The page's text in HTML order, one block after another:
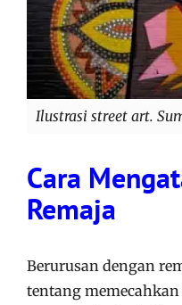
Ilustrasi street art.
Cara
Remaja
Berurusan dengan
tentang